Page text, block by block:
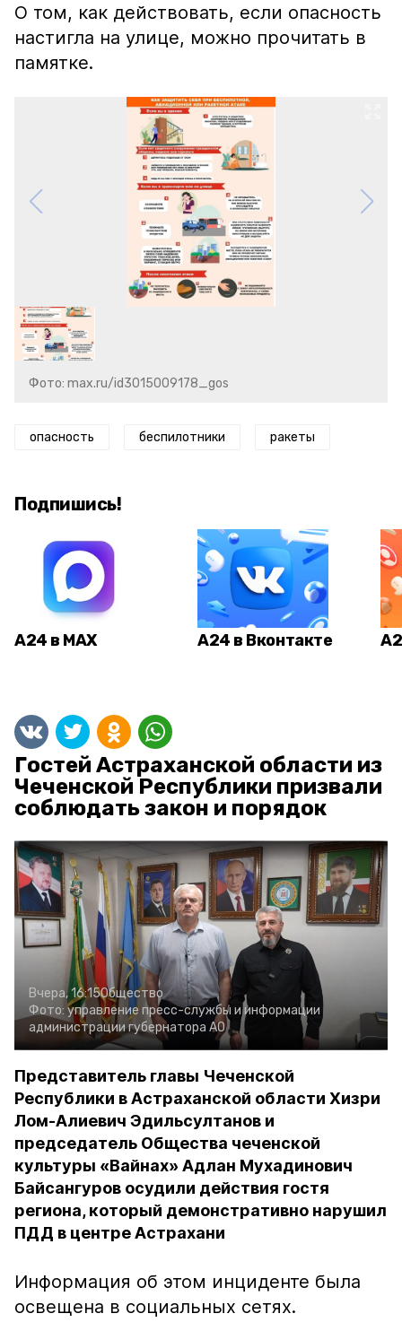
О том, как действовать, если опасность
настигла на улице, можно прочитать в
памятке.
Фото: max.ru/id3015009178_gos
опасность беспилотники ракеты
Подпишись!
А24 в MAX А24 в Вконтакте
Гостей Астраханской области из
Чеченской Республики призвали
соблюдать закон и порядок
Вчера, 16:15Общество
Фото: управление пресс-службы и информации
администрации губернатора АО
Представитель главы Чеченской
Республики в Астраханской области Хизри
Лом-Алиевич Эдильсултанов и
председатель Общества чеченской
культуры «Вайнах» Адлан Мухадинович
Байсангуров осудили действия гостя
региона, который демонстративно нарушил
ПДД в центре Астрахани
Информация об этом инциденте была
освещена в социальных сетях.